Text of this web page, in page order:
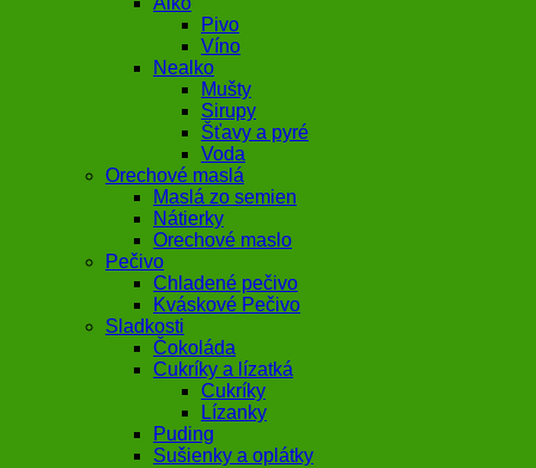
Pivo
Víno
Nealko
Mušty
Sirupy
Šťavy a pyré
Voda
Orechové maslá
Maslá zo semien
Nátierky
Orechové maslo
Pečivo
Chladené pečivo
Kváskové Pečivo
Sladkosti
Čokoláda
Cukríky a lízatká
Cukríky
Lízanky
Puding
Sušienky a oplátky